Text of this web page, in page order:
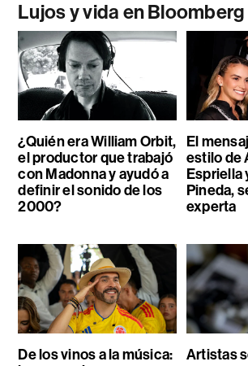
Lujos y vida en Bloomberg
¿Quién era William Orbit,
el productor que trabajó
con Madonna y ayudó a
definir el sonido de los
2000?
El
estilo de
Espriella
Pineda,
experta
De los vinos a la música:
Artistas